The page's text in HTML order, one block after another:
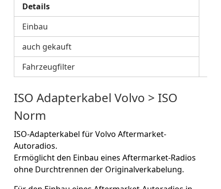
Details
Einbau
auch gekauft
Fahrzeugfilter
ISO Adapterkabel Volvo > ISO
Norm
ISO-Adapterkabel für Volvo Aftermarket-
Autoradios.
Ermöglicht den Einbau eines Aftermarket-Radios
ohne Durchtrennen der Originalverkabelung.